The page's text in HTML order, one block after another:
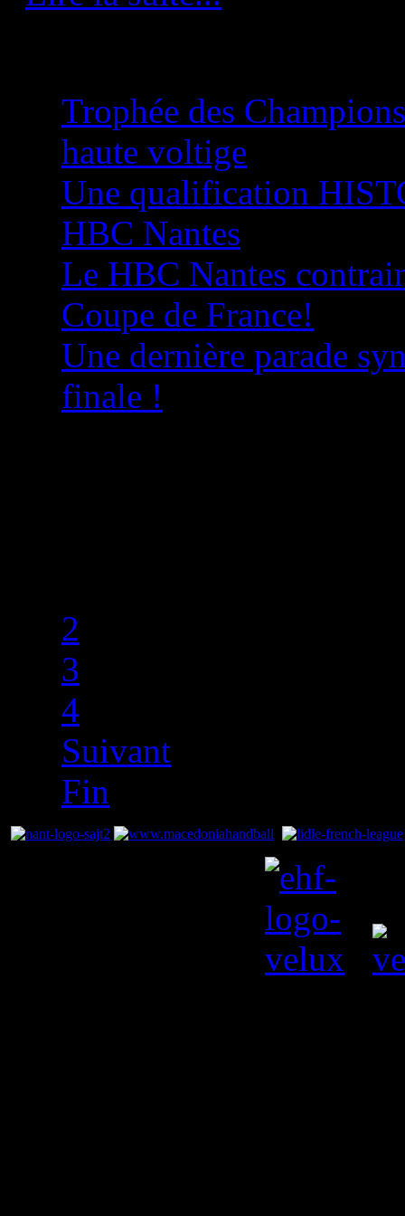
Trophée des
haute voltige
Une qualification
HBC Nantes
Le HBC Nantes
Coupe de France!
Une dernière parade
finale !
2
3
4
Suivant
Fin